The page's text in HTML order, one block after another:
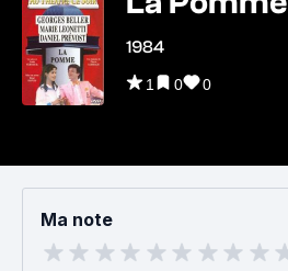
1984
1 0 0
Ma note